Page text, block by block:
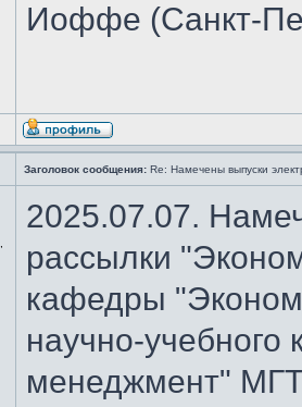
Иоффе (Санкт-
Заголовок сообщения: Re: Намечены выпуски
2025.07.07.
рассылки
кафедры
научно-
менеджмент"